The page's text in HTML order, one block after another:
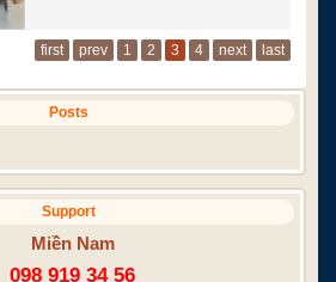
first prev 1 2 3 4 next last
Posts
Support
Miền Nam
098 919 34 56